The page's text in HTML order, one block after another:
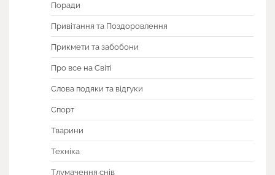
Поради
Привітання та Поздоровлення
Прикмети та забобони
Про все на Світі
Слова подяки та відгуки
Спорт
Тварини
Техніка
Тлумачення снів